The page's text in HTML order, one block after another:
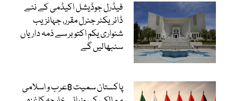
فیڈرل جوڈیشل اکیڈمی کے نئے
ڈائریکٹر جنرل مقرر، جہانزیب
شنواری یکم اکتوبر سے ذمہ داریاں
سنبھالیں گے
پاکستان سمیت 8عرب و اسلامی